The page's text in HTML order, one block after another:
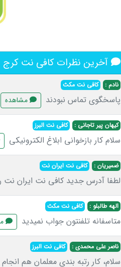
آخرین نظرات کافی نت کرج
نادم : کافی نت مکث
پاسخگوی تماس نبودند مشاهده
کیهان پیر تاجانی : کافی نت البرز
سلام کار بازخوانی ابلاغ الکترونیکی
ضمیریان : کافی نت ایران نت
لطفا آدرس جدید کافی نت ایران نت
الهه طالبلو : کافی نت مکث
متاسفانه تلفنتون جواب نمیدید
ناصر علی محمدی : کافی نت البرز
سلام، کار رتبه بندی معلمان هم